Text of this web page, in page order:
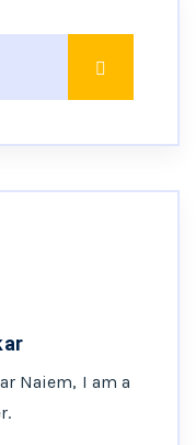
Naiem, I am a